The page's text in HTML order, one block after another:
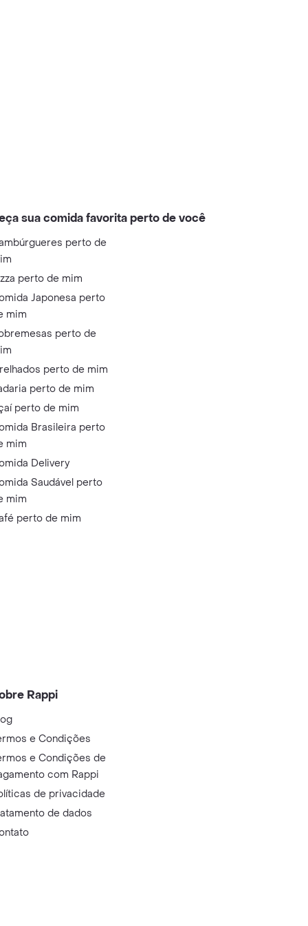
sua comida favorita perto de você
perto de
perto de mim
Japonesa perto
mim
perto de
perto de mim
perto de mim
perto de mim
Brasileira perto
mim
Delivery
Saudável perto
mim
perto de mim
Rappi
e Condições
e Condições de
com Rappi
de privacidade
de dados